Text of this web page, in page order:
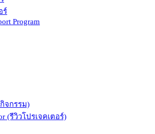
ร์
Program
จกรรม)
(รีวิวโปรเจคเตอร์)